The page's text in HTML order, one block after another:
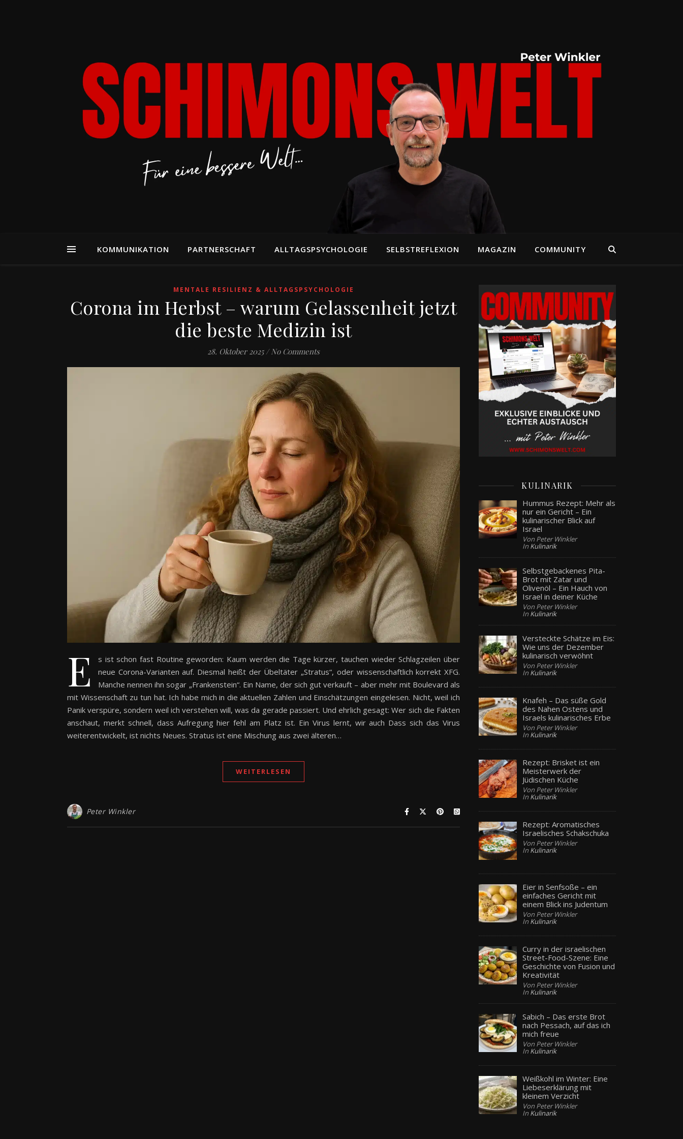
KOMMUNIKATION PARTNERSCHAFT ALLTAGSPSYCHOLOGIE SELBSTREFLEXION MAGAZIN COMMUNITY
MENTALE RESILIENZ & ALLTAGSPSYCHOLOGIE
Corona im Herbst – warum Gelassenheit jetzt
die beste Medizin ist
28. Oktober 2025 / No Comments
E
s ist schon fast Routine geworden: Kaum werden die Tage kürzer, tauchen wieder Schlagzeilen über
neue Corona-Varianten auf. Diesmal heißt der Übeltäter „Stratus“, oder wissenschaftlich korrekt XFG.
Manche nennen ihn sogar „Frankenstein“. Ein Name, der sich gut verkauft – aber mehr mit Boulevard als
mit Wissenschaft zu tun hat. Ich habe mich in die aktuellen Zahlen und Einschätzungen eingelesen. Nicht, weil ich
Panik verspüre, sondern weil ich verstehen will, was da gerade passiert. Und ehrlich gesagt: Wer sich die Fakten
anschaut, merkt schnell, dass Aufregung hier fehl am Platz ist. Ein Virus lernt, wir auch Dass sich das Virus
weiterentwickelt, ist nichts Neues. Stratus ist eine Mischung aus zwei älteren…
WEITERLESEN
Peter Winkler
KULINARIK
Hummus Rezept: Mehr als
nur ein Gericht – Ein
kulinarischer Blick auf
Israel
Von Peter Winkler
In Kulinarik
Selbstgebackenes Pita-
Brot mit Zatar und
Olivenöl – Ein Hauch von
Israel in deiner Küche
Von Peter Winkler
In Kulinarik
Versteckte Schätze im Eis:
Wie uns der Dezember
kulinarisch verwöhnt
Von Peter Winkler
In Kulinarik
Knafeh – Das süße Gold
des Nahen Ostens und
Israels kulinarisches Erbe
Von Peter Winkler
In Kulinarik
Rezept: Brisket ist ein
Meisterwerk der
Jüdischen Küche
Von Peter Winkler
In Kulinarik
Rezept: Aromatisches
Israelisches Schakschuka
Von Peter Winkler
In Kulinarik
Eier in Senfsoße – ein
einfaches Gericht mit
einem Blick ins Judentum
Von Peter Winkler
In Kulinarik
Curry in der israelischen
Street-Food-Szene: Eine
Geschichte von Fusion und
Kreativität
Von Peter Winkler
In Kulinarik
Sabich – Das erste Brot
nach Pessach, auf das ich
mich freue
Von Peter Winkler
In Kulinarik
Weißkohl im Winter: Eine
Liebeserklärung mit
kleinem Verzicht
Von Peter Winkler
In Kulinarik